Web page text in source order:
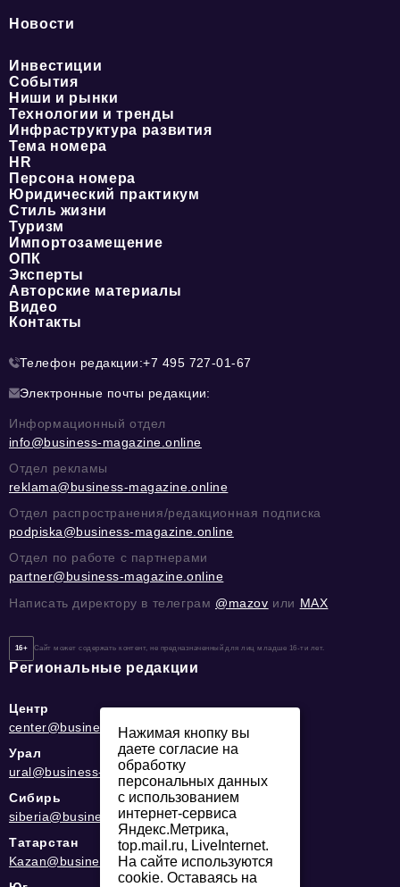
Новости
Инвестиции
События
Ниши и рынки
Технологии и тренды
Инфраструктура развития
Тема номера
HR
Персона номера
Юридический практикум
Стиль жизни
Туризм
Импортозамещение
ОПК
Эксперты
Авторские материалы
Видео
Контакты
Телефон редакции:+7 495 727-01-67
Электронные почты редакции:
Информационный отдел
info@business-magazine.online
Отдел рекламы
reklama@business-magazine.online
Отдел распространения/редакционная подписка
podpiska@business-magazine.online
Отдел по работе с партнерами
partner@business-magazine.online
Написать директору в телеграм @mazov или MAX
16+ Сайт может содержать контент, не предназначенный для лиц младше 16-ти лет.
Региональные редакции
Центр
center@business-magazine.online
Урал
ural@business-magazine.online
Сибирь
siberia@business-magazine.online
Татарстан
Kazan@business-magazine.online
Нажимая кнопку вы
даете согласие на
обработку
персональных данных
с использованием
интернет-сервиса
Яндекс.Метрика,
top.mail.ru, LiveInternet.
На сайте используются
cookie. Оставаясь на